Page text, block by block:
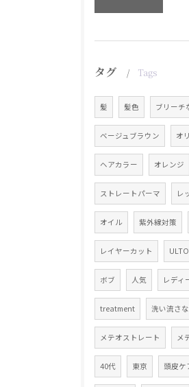
タグ Tags
髪 髪色 ブリーチ
ベージュブラウン オ
ヘアカラー オレンジ
ストレートパーマ レ
オイル 紫外線対策
レイヤーカット
ボブ 人気 レディ
treatment 洗い流さ
メテオストレート メ
40代 東京 頭皮ケ